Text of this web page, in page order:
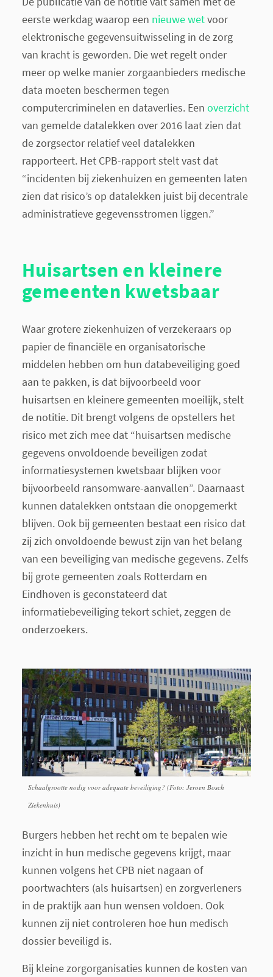
eerste werkdag waarop een nieuwe wetvoor
elektronische gegevensuitwisseling in de zorg
van kracht is geworden. Die wet regelt onder
meer op welke manier zorgaanbieders medische
data moeten beschermen tegen
computercriminelen en dataverlies. Een overzicht
van gemelde datalekken over 2016 laat zien dat
de zorgsector relatief veel datalekken
rapporteert. Het CPB-rapport stelt vast dat
“incidenten bij ziekenhuizen en gemeenten laten
zien dat risico’s op datalekken juist bij decentrale
administratieve gegevensstromen liggen.”
Huisartsen en kleinere
gemeenten kwetsbaar
Waar grotere ziekenhuizen of verzekeraars op
papier de financiële en organisatorische
middelen hebben om hun databeveiliging goed
aan te pakken, is dat bijvoorbeeld voor
huisartsen en kleinere gemeenten moeilijk, stelt
de notitie. Dit brengt volgens de opstellers het
risico met zich mee dat “huisartsen medische
gegevens onvoldoende beveiligen zodat
informatiesystemen kwetsbaar blijken voor
bijvoorbeeld ransomware-aanvallen”. Daarnaast
kunnen datalekken ontstaan die onopgemerkt
blijven. Ook bij gemeenten bestaat een risico dat
zij zich onvoldoende bewust zijn van het belang
van een beveiliging van medische gegevens. Zelfs
bij grote gemeenten zoals Rotterdam en
Eindhoven is geconstateerd dat
informatiebeveiliging tekort schiet, zeggen de
onderzoekers.
Schaalgrootte nodig voor adequate beveiliging? (Foto: Jeroen Bosch
Ziekenhuis)
Burgers hebben het recht om te bepalen wie
inzicht in hun medische gegevens krijgt, maar
kunnen volgens het CPB niet nagaan of
poortwachters (als huisartsen) en zorgverleners
in de praktijk aan hun wensen voldoen. Ook
kunnen zij niet controleren hoe hun medisch
dossier beveiligd is.
Bij kleine zorgorganisaties kunnen de kosten van